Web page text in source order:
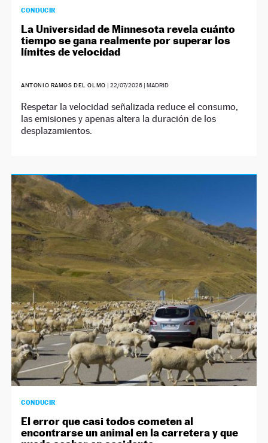
CONDUCIR
La Universidad de Minnesota revela cuánto
tiempo se gana realmente por superar los
límites de velocidad
ANTONIO RAMOS DEL OLMO | 22/07/2026| MADRID
Respetar la velocidad señalizada reduce el consumo,
las emisiones y apenas altera la duración de los
desplazamientos.
CONDUCIR
El error que casi todos cometen al
encontrarse un animal en la carretera y que